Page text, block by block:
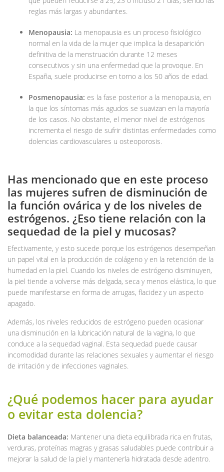
reglas más largas y abundantes.
Menopausia: La menopausia es un proceso fisiológico
normal en la vida de la mujer que implica la desaparición
definitiva de la menstruación durante 12 meses
consecutivos y sin una enfermedad que la provoque. En
España, suele producirse en torno a los 50 años de edad.
Posmenopausia: es la fase posterior a la menopausia, en
la que los síntomas más agudos se suavizan en la mayoría
de los casos. No obstante, el menor nivel de estrógenos
incrementa el riesgo de sufrir distintas enfermedades como
dolencias cardiovasculares u osteoporosis.
Has mencionado que en este proceso
las mujeres sufren de disminución de
la función ovárica y de los niveles de
estrógenos. ¿Eso tiene relación con la
sequedad de la piel y mucosas?
Efectivamente, y esto sucede porque los estrógenos desempeñan
un papel vital en la producción de colágeno y en la retención de la
humedad en la piel. Cuando los niveles de estrógeno disminuyen,
la piel tiende a volverse más delgada, seca y menos elástica, lo que
puede manifestarse en forma de arrugas, flacidez y un aspecto
apagado.
Además, los niveles reducidos de estrógeno pueden ocasionar
una disminución en la lubricación natural de la vagina, lo que
conduce a la sequedad vaginal. Esta sequedad puede causar
incomodidad durante las relaciones sexuales y aumentar el riesgo
de irritación y de infecciones vaginales.
¿Qué podemos hacer para ayudar
o evitar esta dolencia?
Dieta balanceada: Mantener una dieta equilibrada rica en frutas,
verduras, proteínas magras y grasas saludables puede contribuir a
mejorar la salud de la piel y mantenerla hidratada desde adentro.